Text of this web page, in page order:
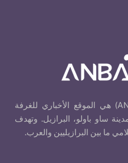
وكالة الأنباء العربية البرازيلية (ANBA) هي الموقع الأخباري للغرفة
مدينة ساو باولو، البرازيل. وتهدف
ما بين البرازيليين والعرب.